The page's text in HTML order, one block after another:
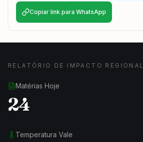
Copiar link para WhatsApp
RELATÓRIO DE IMPACTO REGIONAL
Matérias Hoje
24
Temperatura Vale